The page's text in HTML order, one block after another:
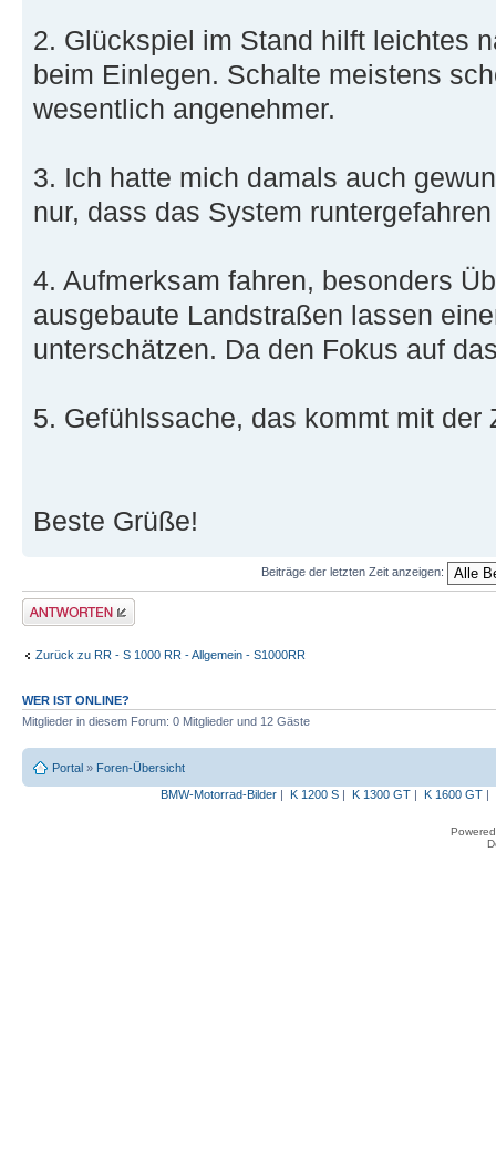
2. Glückspiel im Stand hilft leichtes
beim Einlegen. Schalte meistens
wesentlich angenehmer.
3. Ich hatte mich damals auch
nur, dass das System
4. Aufmerksam fahren, besonders
ausgebaute Landstraßen lassen
unterschätzen. Da den Fokus auf
5. Gefühlssache, das kommt mit der
Beste Grüße!
Beiträge der letzten Zeit anzeigen:
Antwort erstellen
Zurück zu RR - S 1000 RR - Allgemein - S1000RR
WER IST ONLINE?
Mitglieder in diesem Forum: 0 Mitglieder und 12 Gäste
Portal » Foren-Übersicht
BMW-Motorrad-Bilder| K 1200 S| K 1300 GT| K 1600 GT|